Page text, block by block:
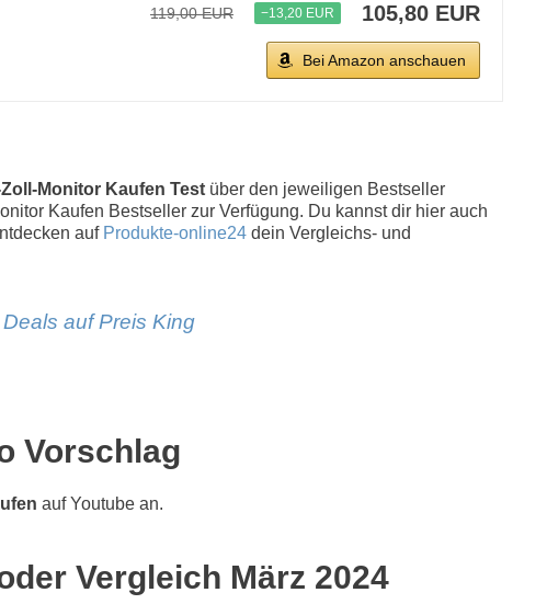
119,00 EUR −13,20 EUR 105,80 EUR
Bei Amazon anschauen
Zoll-Monitor Kaufen Test über den jeweiligen Bestseller
Kaufen Bestseller zur Verfügung. Du kannst dir hier auch
auf Produkte-online24 dein Vergleichs- und
auf Preis King
Vorschlag
auf Youtube an.
Vergleich März 2024